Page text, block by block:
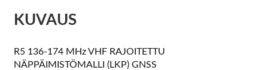
KUVAUS
R5 136-174 MHz VHF RAJOITETTU
NÄPPÄIMISTÖMALLI (LKP) GNSS